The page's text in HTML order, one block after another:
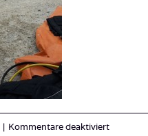
| Kommentare deaktiviertfür